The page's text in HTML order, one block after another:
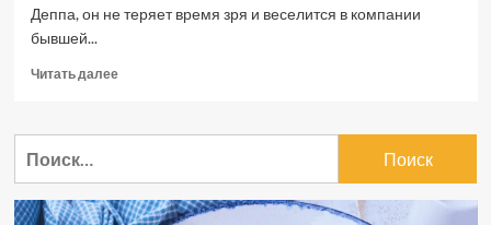
Деппа, он не теряет время зря и веселится в компании
бывшей...
Читать далееПрочитать
Снова
американская